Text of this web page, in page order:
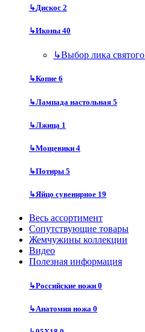
↳Дискос 2
↳Иконы 40
↳Выбор лика святого
↳Копие 6
↳Лампада настольная 5
↳Лжица 1
↳Мощевики 4
↳Потиры 5
↳Яйцо сувенирное 19
Весь ассортимент
Сопутствующие товары
Жемчужины коллекции
Видео
Полезная информация
↳Российские ножи 0
↳Анатомия ножа 0